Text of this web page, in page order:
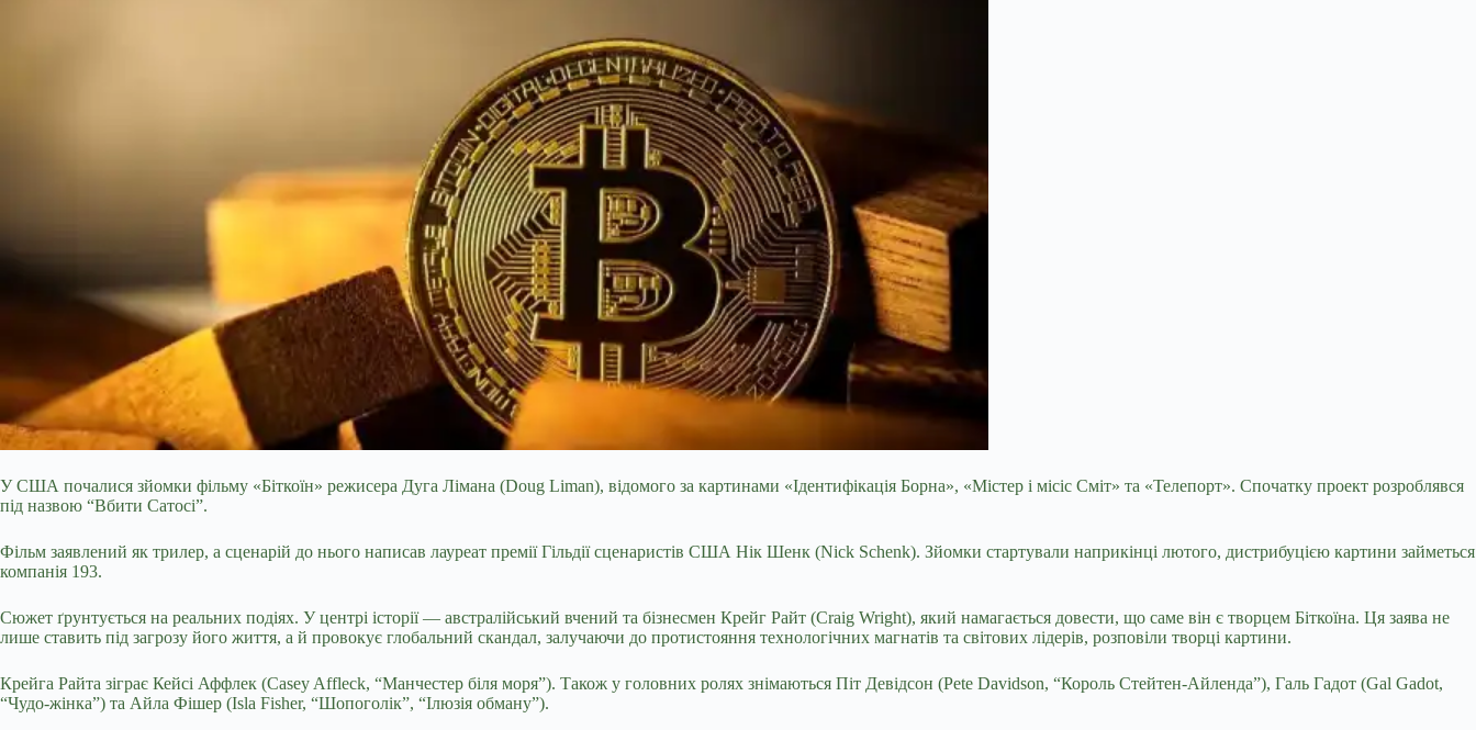
У США почалися зйомки фільму «Біткоїн» режисера Дуга Лімана (Doug Liman), відомого за картинами «Ідентифікація Борна», «Містер і місіс Сміт» та «Телепорт». Спочатку проект розроблявся
під назвою “Вбити Сатосі”.
Фільм заявлений як трилер, а сценарій до нього написав лауреат премії Гільдії сценаристів США Нік Шенк (Nick Schenk). Зйомки стартували наприкінці лютого, дистрибуцією картини займеться
компанія 193.
Сюжет ґрунтується на реальних подіях. У центрі історії — австралійський вчений та бізнесмен Крейг Райт (Craig Wright), який намагається довести, що саме він є творцем Біткоїна. Ця заява не
лише ставить під загрозу його життя, а й провокує глобальний скандал, залучаючи до протистояння технологічних магнатів та світових лідерів, розповіли творці картини.
Крейга Райта зіграє Кейсі Аффлек (Casey Affleck, “Манчестер біля моря”). Також у головних ролях знімаються Піт Девідсон (Pete Davidson, “Король Стейтен-Айленда”), Галь Гадот (Gal Gadot,
“Чудо-жінка”) та Айла Фішер (Isla Fisher, “Шопоголік”, “Ілюзія обману”).